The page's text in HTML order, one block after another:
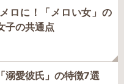
ロに！「メロい女」の
子の共通点
溺愛彼氏」の特徴7選